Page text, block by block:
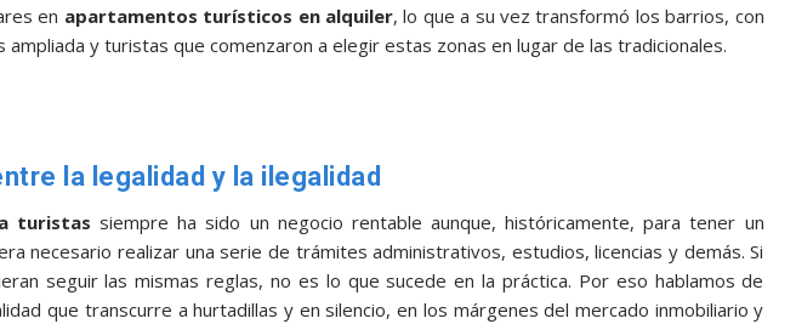
en apartamentos turísticos en alquiler, lo que a su vez transformó los barrios, con
ampliada y turistas que comenzaron a elegir estas zonas en lugar de las tradicionales.
la legalidad y la ilegalidad
turistas siempre ha sido un negocio rentable aunque, históricamente, para tener un
necesario realizar una serie de trámites administrativos, estudios, licencias y demás. Si
seguir las mismas reglas, no es lo que sucede en la práctica. Por eso hablamos de
que transcurre a hurtadillas y en silencio, en los márgenes del mercado inmobiliario y